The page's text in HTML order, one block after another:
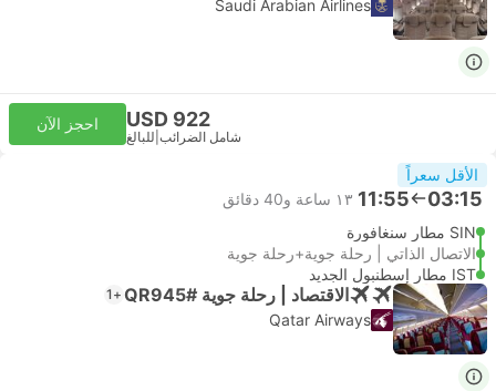
Saudi Arabian Airlines
USD 922
شامل الضرائب للبالغ
احجز الآن
الأقل سعراً
03:15
11:55 ١٣ ساعة و‫40 دقائق
SIN مطار سنغافورة
الاتصال الذاتي | رحلة جوية+رحلة جوية
IST مطار إسطنبول الجديد
الاقتصاد | رحلة جوية #QR945 +1
Qatar Airways